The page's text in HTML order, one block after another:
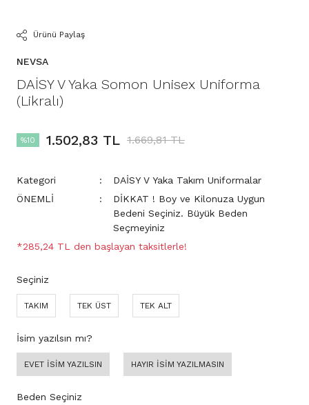
Ürünü Paylaş
NEVSA
DAİSY V Yaka Somon Unisex Uniforma
(Likralı)
%10 1.502,83 TL 1.669,81 TL
Kategori
DAİSY V Yaka Takım Uniformalar
ÖNEMLİ
DİKKAT ! Boy ve Kilonuza Uygun
Bedeni Seçiniz. Büyük Beden
Seçmeyiniz
*285,24 TL den başlayan taksitlerle!
Seçiniz
TAKIM TEK ÜST TEK ALT
İsim yazılsın mı?
EVET İSİM YAZILSIN HAYIR İSİM YAZILMASIN
Beden Seçiniz